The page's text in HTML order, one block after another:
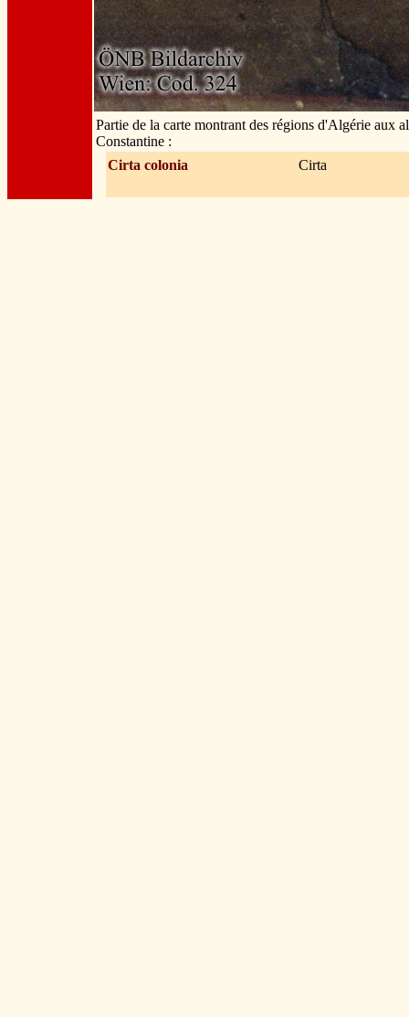
Partie de la carte montrant des régions d'Algérie aux
Constantine :
Cirta colonia
Cirta